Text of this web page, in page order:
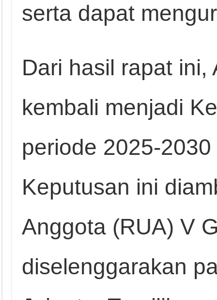
serta dapat
Dari hasil rapat ini,
kembali menjadi
periode 2025-
Keputusan ini
Anggota (RUA) V
diselenggarakan